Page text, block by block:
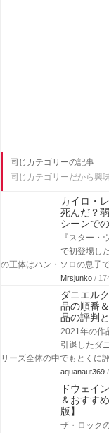
同じカテゴリーの記事
同じカテゴリーだから興
カイロ・
死んだ？
シーンで
『スター・
で初登場し
の正体はハン・ソロの息子
Mrsjunko /
ダニエル
品の順番
品の評判
2021年の作
引退したダ
リーズ全体の中でもとくに
aquanaut369
ドウェイ
＆おすす
版】
ザ・ロック